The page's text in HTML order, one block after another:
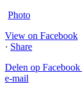
Photo
View on Facebook
· Share
Delen op Facebook
e-mail